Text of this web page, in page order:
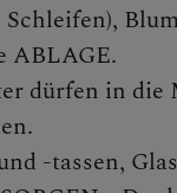
ABLAGE.
dürfen in
-tassen,